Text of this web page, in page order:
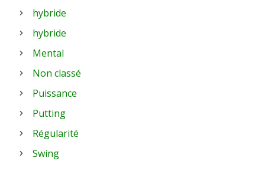
hybride
hybride
Mental
Non classé
Puissance
Putting
Régularité
Swing